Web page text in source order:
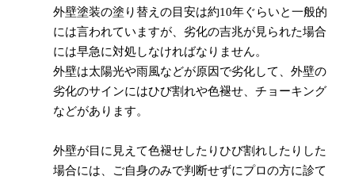
外壁塗装の塗り替えの目安は約10年ぐらいと一般的
には言われていますが、劣化の吉兆が見られた場合
には早急に対処しなければなりません。
外壁は太陽光や雨風などが原因で劣化して、外壁の
劣化のサインにはひび割れや色褪せ、チョーキング
などがあります。
外壁が目に見えて色褪せしたりひび割れしたりした
場合には、ご自身のみで判断せずにプロの方に診て